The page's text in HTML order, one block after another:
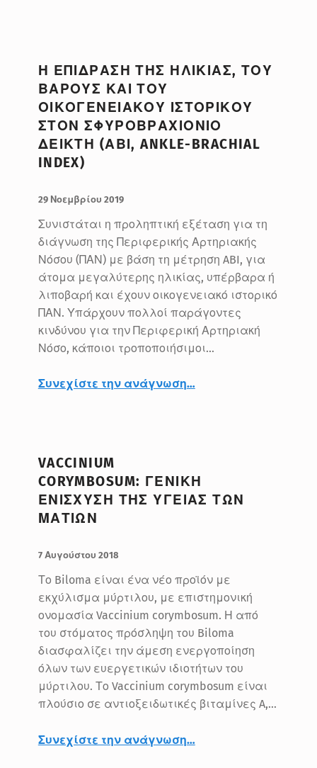
Η ΕΠΙΔΡΑΣΗ ΤΗΣ ΗΛΙΚΙΑΣ, ΤΟΥ
ΒΑΡΟΥΣ ΚΑΙ ΤΟΥ
ΟΙΚΟΓΕΝΕΙΑΚΟΥ ΙΣΤΟΡΙΚΟΥ
ΣΤΟΝ ΣΦΥΡΟΒΡΑΧΙΟΝΙΟ
ΔΕΙΚΤΗ (ΑΒΙ, ANKLE-BRACHIAL
INDEX)
29 Νοεμβρίου 2019
Συνιστάται η προληπτική εξέταση για τη
διάγνωση της Περιφερικής Αρτηριακής
Νόσου (ΠΑΝ) με βάση τη μέτρηση ABI, για
άτομα μεγαλύτερης ηλικίας, υπέρβαρα ή
λιποβαρή και έχουν οικογενειακό ιστορικό
ΠΑΝ. Υπάρχουν πολλοί παράγοντες
κινδύνου για την Περιφερική Αρτηριακή
Νόσο, κάποιοι τροποποιήσιμοι…
Συνεχίστε την ανάγνωση“Η επίδραση της ηλικίας, του βάρους και του οικογενειακού ιστορικού στον Σφυροβραχιόνιο Δείκτη (ΑΒΙ, Ankle-Brachial Index)”
…
VACCINIUM
CORYMBOSUM: ΓΕΝΙΚΗ
ΕΝΙΣΧΥΣΗ ΤΗΣ ΥΓΕΙΑΣ ΤΩΝ
ΜΑΤΙΩΝ
7 Αυγούστου 2018
Το Biloma είναι ένα νέο προϊόν με
εκχύλισμα μύρτιλου, με επιστημονική
ονομασία Vaccinium corymbosum. Η από
του στόματος πρόσληψη του Biloma
διασφαλίζει την άμεση ενεργοποίηση
όλων των ευεργετικών ιδιοτήτων του
μύρτιλου. Το Vaccinium corymbosum είναι
πλούσιο σε αντιοξειδωτικές βιταμίνες A,…
Συνεχίστε την ανάγνωση“Vaccinium corymbosum: Γενική ενίσχυση της υγείας των ματιών”
…